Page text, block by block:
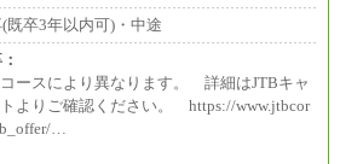
既卒3年以内可)・中途
ースにより異なります。 詳細はJTBキャ
トよりご確認ください。 https://www.jtbcor
…